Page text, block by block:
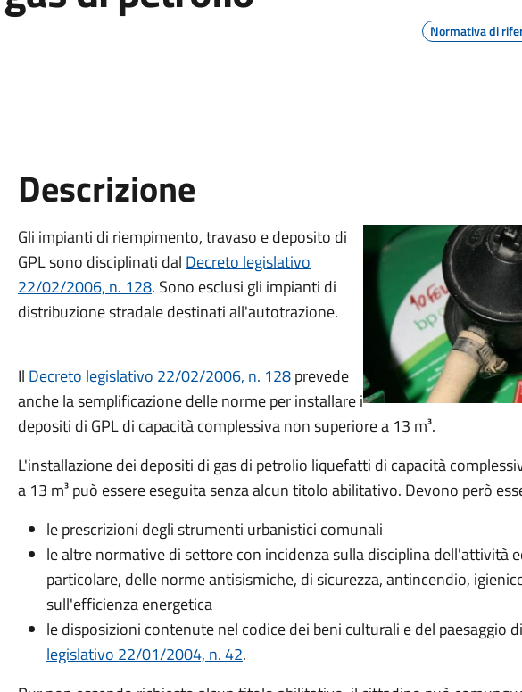
Normativa di
Descrizione
Gli impianti di riempimento, travaso e deposito di
GPL sono disciplinati dal Decreto legislativo
22/02/2006, n. 128. Sono esclusi gli impianti di
distribuzione stradale destinati all'autotrazione.
Il Decreto legislativo 22/02/2006, n. 128prevede
anche la semplificazione delle norme per installare i
depositi di GPL di capacità complessiva non superiore a 13 m³.
L'installazione dei depositi di gas di petrolio liquefatti di capacità
a 13 m³ può essere eseguita senza alcun titolo abilitativo. Devono però
le prescrizioni degli strumenti urbanistici comunali
le altre normative di settore con incidenza sulla disciplina dell'attività
particolare, delle norme antisismiche, di sicurezza, antincendio,
sull'efficienza energetica
le disposizioni contenute nel codice dei beni culturali e del paesaggio
legislativo 22/01/2004, n. 42.